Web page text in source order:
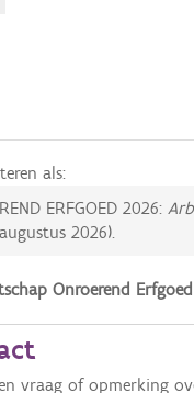
als:
ERFGOED 2026:
2026).
Onroerend Erfgoed
vraag of opmerking